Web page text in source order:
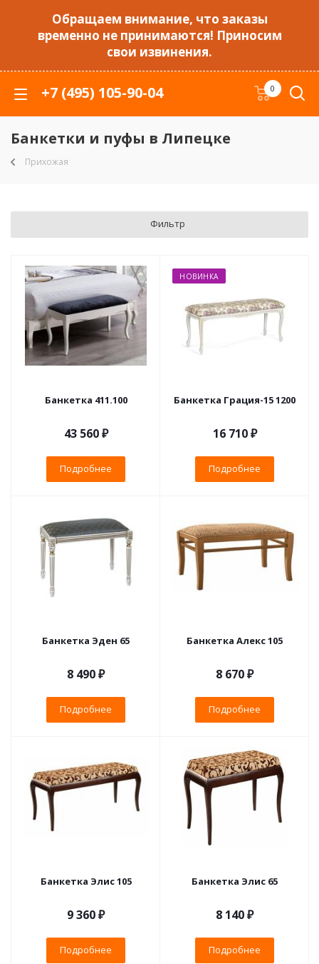
Обращаем внимание, что заказы
временно не принимаются! Приносим
свои извинения.
+7 (495) 105-90-04 0
Банкетки и пуфы в Липецке
Прихожая
Фильтр
Банкетка 411.100
43 560 ₽
Подробнее
НОВИНКА
Банкетка Грация-15 1200
16 710 ₽
Подробнее
Банкетка Эден 65
8 490 ₽
Подробнее
Банкетка Алекс 105
8 670 ₽
Подробнее
Банкетка Элис 105
9 360 ₽
Подробнее
Банкетка Элис 65
8 140 ₽
Подробнее